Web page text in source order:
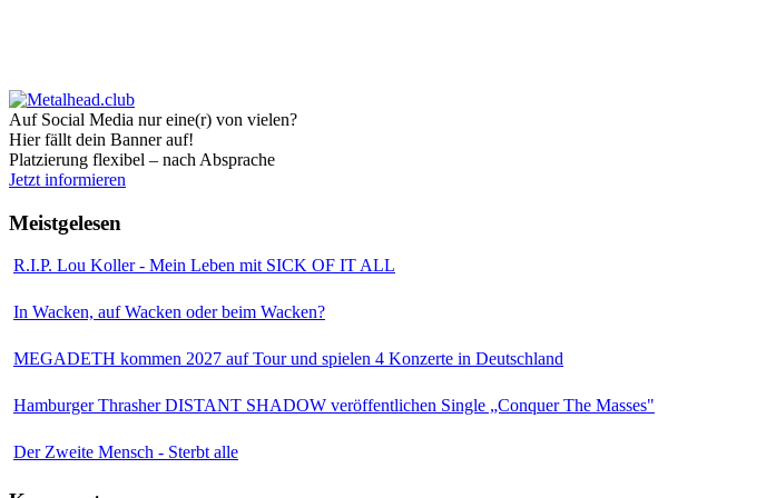
Auf Social Media nur eine(r) von vielen?
Hier fällt dein Banner auf!
Platzierung flexibel – nach Absprache
Jetzt informieren
Meistgelesen
R.I.P. Lou Koller - Mein Leben mit SICK OF IT ALL
In Wacken, auf Wacken oder beim Wacken?
MEGADETH kommen 2027 auf Tour und spielen 4 Konzerte in Deutschland
Hamburger Thrasher DISTANT SHADOW veröffentlichen Single „Conquer The Masses"
Der Zweite Mensch - Sterbt alle